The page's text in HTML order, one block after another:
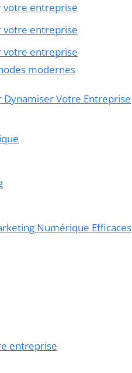
votre entreprise
votre entreprise
votre entreprise
modernes
Votre Entreprise
Numérique Efficaces
entreprise